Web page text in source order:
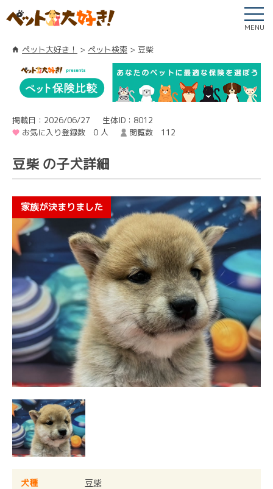
MENU
ペット大好き！ ペット検索 豆柴
掲載日：2026/06/27
生体ID：8012
お気に入り登録数 0 人
閲覧数 112
豆柴 の子犬詳細
犬種
豆柴